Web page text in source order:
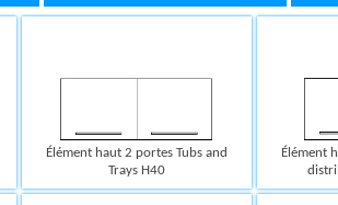
Élément haut 2 portes Tubs and
Trays H40
Élément